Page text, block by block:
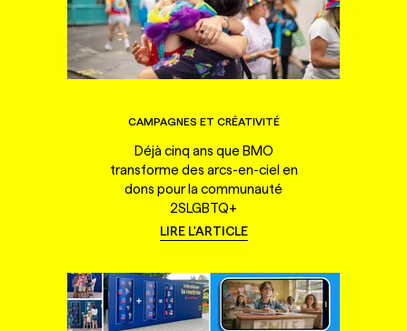
CAMPAGNES ET CRÉATIVITÉ
Déjà cinq ans que BMO
transforme des arcs-en-ciel en
dons pour la communauté
2SLGBTQ+
LIRE L'ARTICLE